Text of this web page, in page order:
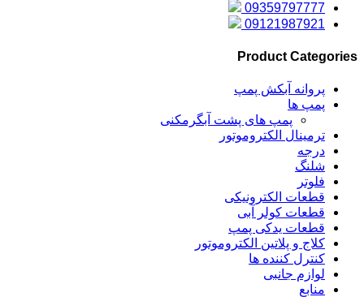
09359797777
09121987921
Product Categories
پروانه آبکش پمپ
پمپ ها
پمپ های پشت آبگرمکنی
ترمینال الکتروموتور
درجه
شلنگ
فلوتر
قطعات الکترونیکی
قطعات کولر آبی
قطعات یدکی پمپ
کلاج و پلاتین الکتروموتور
کنترل کننده ها
لوازم جانبی
منابع